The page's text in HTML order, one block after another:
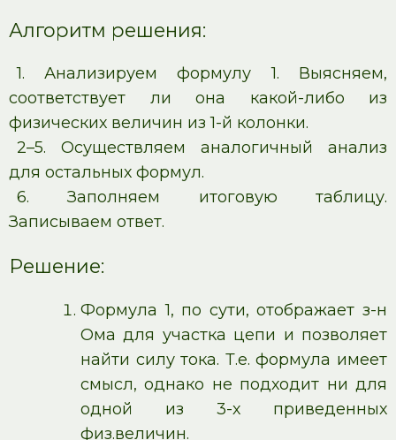
Алгоритм решения:
1. Анализируем формулу 1. Выясняем,
соответствует ли она какой-либо из
физических величин из 1-й колонки.
2–5. Осуществляем аналогичный анализ
для остальных формул.
6. Заполняем итоговую таблицу.
Записываем ответ.
Решение:
Формула 1, по сути, отображает з-н
Ома для участка цепи и позволяет
найти силу тока. Т.е. формула имеет
смысл, однако не подходит ни для
одной из 3-х приведенных
физ.величин.